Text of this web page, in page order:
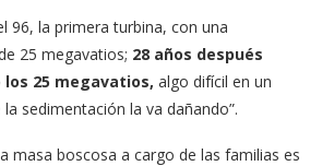
96, la primera turbina, con una
25 megavatios; 28 años después
25 megavatios, algo difícil en un
sedimentación la va dañando”.
masa boscosa a cargo de las familias es